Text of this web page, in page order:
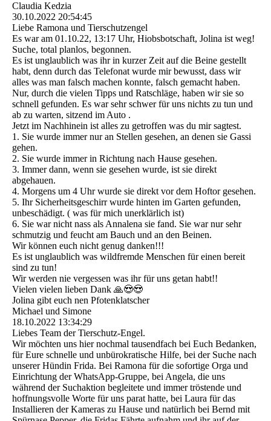
Claudia Kedzia
30.10.2022 20:54:45
Liebe Ramona und Tierschutzengel
Es war am 01.10.22, 13:17 Uhr, Hiobsbotschaft, Jolina ist weg!
Suche, total planlos, begonnen.
Es ist unglaublich was ihr in kurzer Zeit auf die Beine gestellt
habt, denn durch das Telefonat wurde mir bewusst, dass wir
alles was man falsch machen konnte, falsch gemacht haben.
Nur, durch die vielen Tipps und Ratschläge, haben wir sie so
schnell gefunden. Es war sehr schwer für uns nichts zu tun und
ab zu warten, sitzend im Auto .
Jetzt im Nachhinein ist alles zu getroffen was du mir sagtest.
1. Sie wurde immer nur an Stellen gesehen, an denen sie Gassi
gehen.
2. Sie wurde immer in Richtung nach Hause gesehen.
3. Immer dann, wenn sie gesehen wurde, ist sie direkt
abgehauen.
4. Morgens um 4 Uhr wurde sie direkt vor dem Hoftor gesehen.
5. Ihr Sicherheitsgeschirr wurde hinten im Garten gefunden,
unbeschädigt. ( was für mich unerklärlich ist)
6. Sie war nicht nass als Annalena sie fand. Sie war nur sehr
schmutzig und feucht am Bauch und an den Beinen.
Wir können euch nicht genug danken!!!
Es ist unglaublich was wildfremde Menschen für einen bereit
sind zu tun!
Wir werden nie vergessen was ihr für uns getan habt!!
Vielen vielen lieben Dank 🙏😍😍
Jolina gibt euch nen Pfotenklatscher
Michael und Simone
18.10.2022 13:34:29
Liebes Team der Tierschutz-Engel.
Wir möchten uns hier nochmal tausendfach bei Euch Bedanken,
für Eure schnelle und unbürokratische Hilfe, bei der Suche nach
unserer Hündin Frida. Bei Ramona für die sofortige Orga und
Einrichtung der WhatsApp-Gruppe, bei Angela, die uns
während der Suchaktion begleitete und immer tröstende und
hoffnungsvolle Worte für uns parat hatte, bei Laura für das
Installieren der Kameras zu Hause und natürlich bei Bernd mit